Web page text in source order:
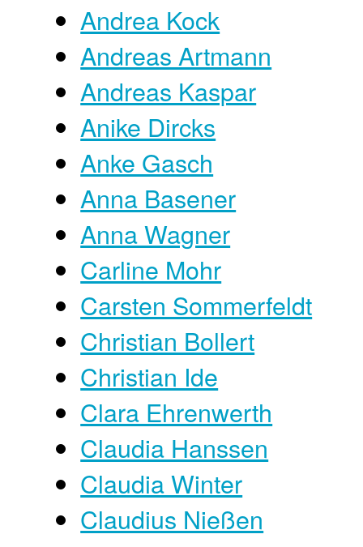
Andrea Kock
Andreas Artmann
Andreas Kaspar
Anike Dircks
Anke Gasch
Anna Basener
Anna Wagner
Carline Mohr
Carsten Sommerfeldt
Christian Bollert
Christian Ide
Clara Ehrenwerth
Claudia Hanssen
Claudia Winter
Claudius Nießen